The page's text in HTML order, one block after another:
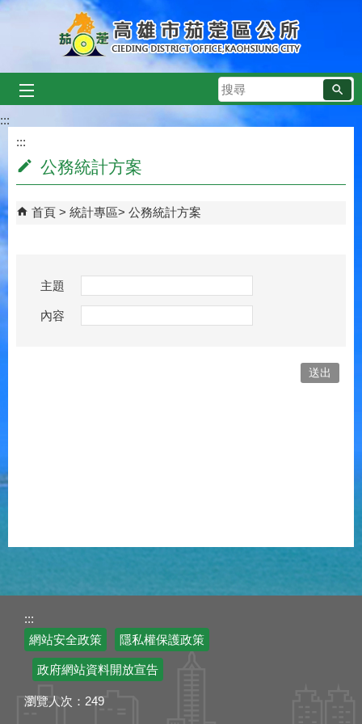
跳到主要內容區塊
搜
尋
:::
:::
公務統計方案
首頁 統計專區 公務統計方案
主題
內容
:::
網站安全政策
隱私權保護政策
政府網站資料開放宣告
瀏覽人次： 249